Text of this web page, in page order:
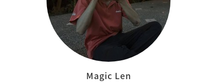
Magic Len